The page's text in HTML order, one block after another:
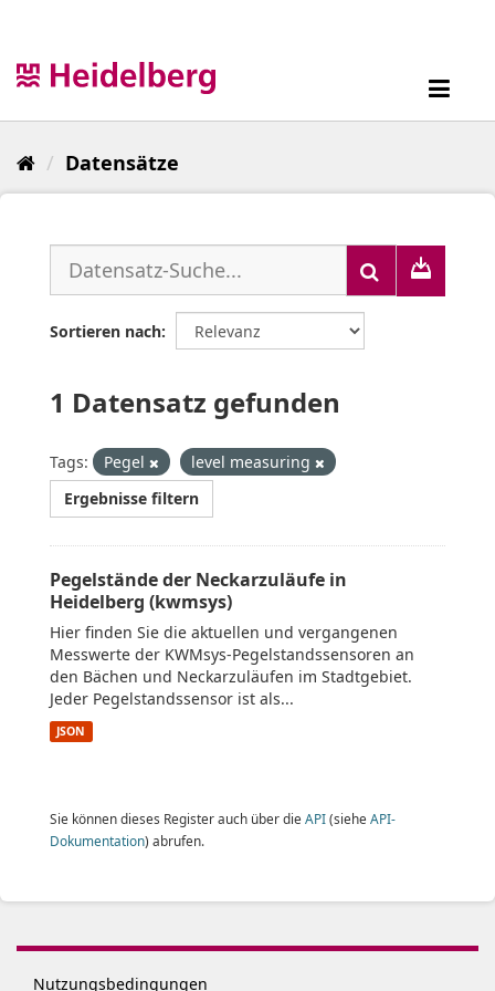
Datensätze
Sortieren nach
1 Datensatz gefunden
Tags: Pegel
level measuring
Ergebnisse filtern
Pegelstände der Neckarzuläufe in
Heidelberg (kwmsys)
Hier finden Sie die aktuellen und vergangenen
Messwerte der KWMsys-Pegelstandssensoren an
den Bächen und Neckarzuläufen im Stadtgebiet.
Jeder Pegelstandssensor ist als...
JSON
Sie können dieses Register auch über die API(siehe API-
Dokumentation) abrufen.
Nutzungsbedingungen